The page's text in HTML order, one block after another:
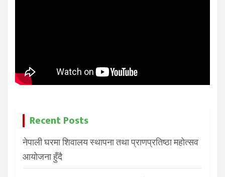
Recent Posts
नेपाली घरमा शिवालय स्थापना तथा प्राणप्रतिष्ठा महोत्सव
आयोजना हुँदै